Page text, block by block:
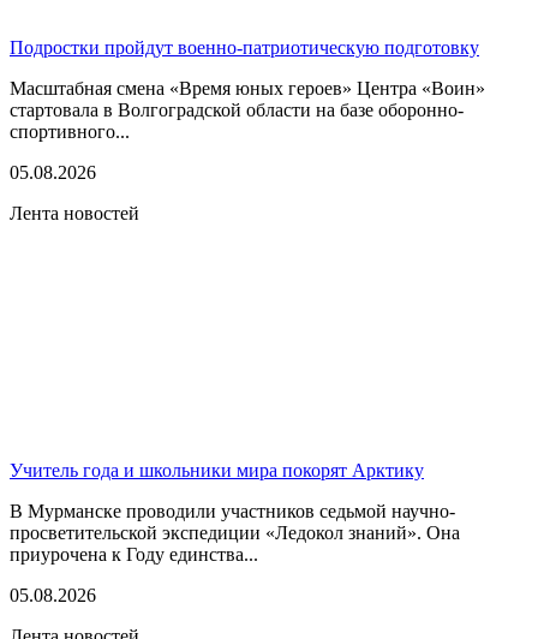
Подростки пройдут военно-патриотическую подготовку
Масштабная смена «Время юных героев» Центра «Воин»
стартовала в Волгоградской области на базе оборонно-
спортивного...
05.08.2026
Лента новостей
Учитель года и школьники мира покорят Арктику
В Мурманске проводили участников седьмой научно-
просветительской экспедиции «Ледокол знаний». Она
приурочена к Году единства...
05.08.2026